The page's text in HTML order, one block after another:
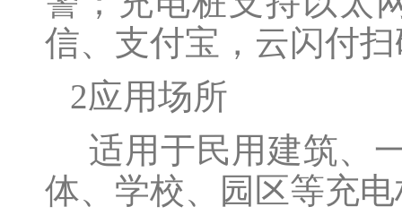
信、支付宝，云闪付
2应用场所
适用于民用建筑、
体、学校、园区等充